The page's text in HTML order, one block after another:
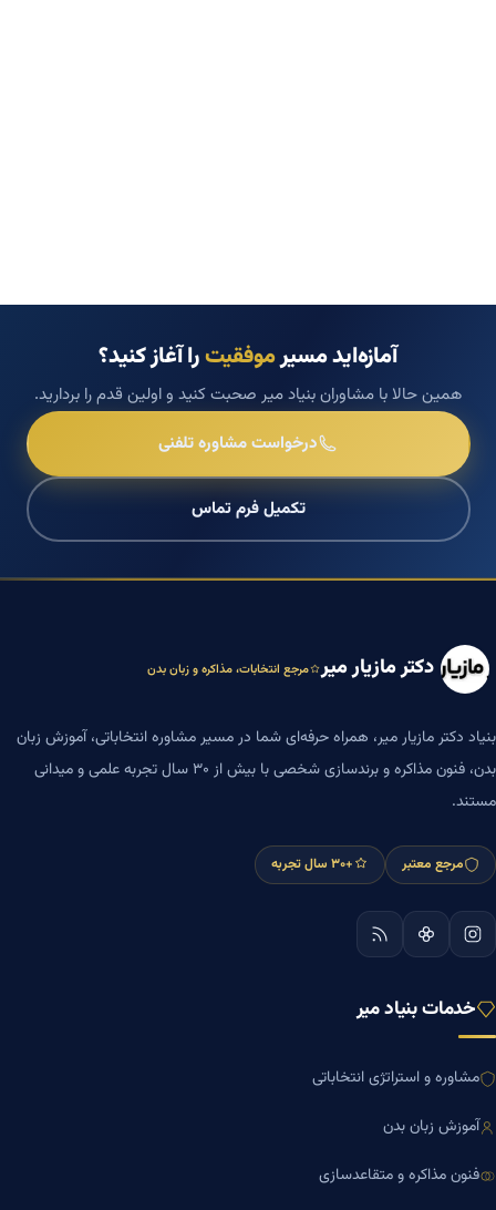
آمازه‌اید مسیرموفقیترا آغاز کنید؟
همین حالا با مشاوران بنیاد میر صحبت کنید و اولین قدم را بردارید.
درخواست مشاوره تلفنی
تکمیل فرم تماس
دکتر مازیار میر مرجع انتخابات، مذاکره و زبان بدن
بنیاد دکتر مازیار میر، همراه حرفه‌ای شما در مسیر مشاوره انتخاباتی، آموزش زبان
بدن، فنون مذاکره و برندسازی شخصی با بیش از ۳۰ سال تجربه علمی و میدانی
مستند.
مرجع معتبر +۳۰ سال تجربه
خدمات بنیاد میر
مشاوره و استراتژی انتخاباتی
آموزش زبان بدن
فنون مذاکره و متقاعدسازی